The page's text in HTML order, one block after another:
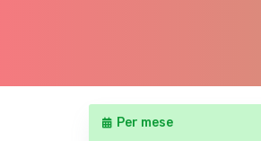
Per mese